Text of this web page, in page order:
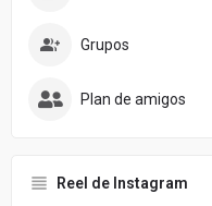
Grupos
Plan de amigos
Reel de Instagram